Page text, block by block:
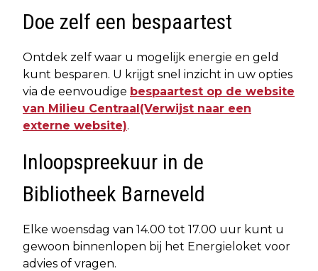
Doe zelf een bespaartest
Ontdek zelf waar u mogelijk energie en geld
kunt besparen. U krijgt snel inzicht in uw opties
via de eenvoudige bespaartest op de website
van Milieu Centraal(Verwijst naar een
externe website).
Inloopspreekuur in de
Bibliotheek Barneveld
Elke woensdag van 14.00 tot 17.00 uur kunt u
gewoon binnenlopen bij het Energieloket voor
advies of vragen.